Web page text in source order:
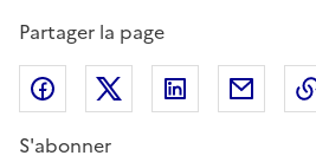
Partager la page
Partager sur Facebook
Partager sur X
Partager sur
S'abonner